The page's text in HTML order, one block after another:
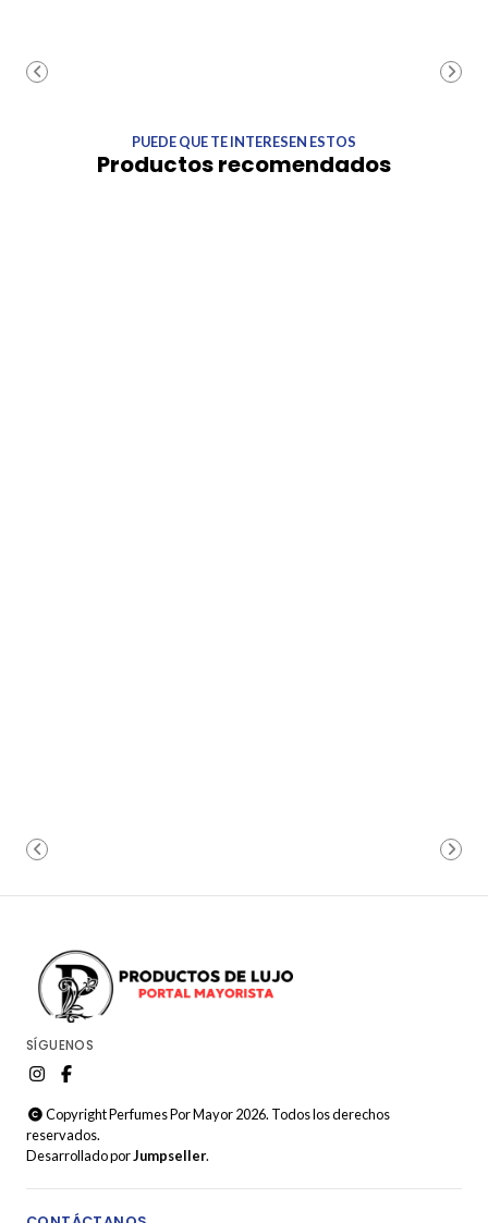
PUEDE QUE TE INTERESEN ESTOS
Productos recomendados
SÍGUENOS
Copyright Perfumes Por Mayor 2026. Todos los derechos
reservados.
Desarrollado porJumpseller.